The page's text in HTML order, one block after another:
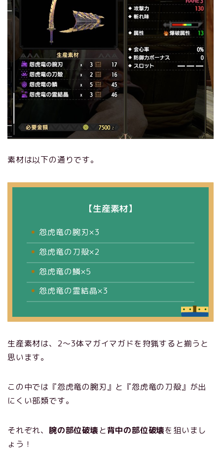
素材は以下の通りです。
【生産素材】
怨虎竜の腕刃×3
怨虎竜の刀殻×2
怨虎竜の鱗×5
怨虎竜の霊結晶×3
生産素材は、2～3体マガイマガドを狩猟すると揃うと
思います。
この中では『怨虎竜の腕刃』と『怨虎竜の刀殻』が出
にくい部類です。
それぞれ、 腕の部位破壊と背中の部位破壊を狙いまし
ょう！